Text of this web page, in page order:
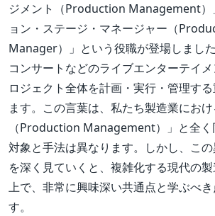
ジメント（Production Management）
ョン・ステージ・マネージャー（
Manager）」という役職が登場しまし
コンサートなどのライブエンターテイ
ロジェクト全体を計画・実行・管理す
ます。この言葉は、私たち製造業にお
（Production Management）」と全
対象と手法は異なります。しかし、こ
を深く見ていくと、複雑化する現代の
上で、非常に興味深い共通点と学ぶべ
す。